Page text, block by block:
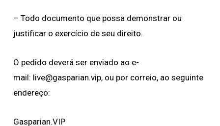
– Todo documento que possa demonstrar ou
justificar o exercício de seu direito.
O pedido deverá ser enviado ao e-
mail: live@gasparian.vip, ou por correio, ao seguinte
endereço:
Gasparian.VIP